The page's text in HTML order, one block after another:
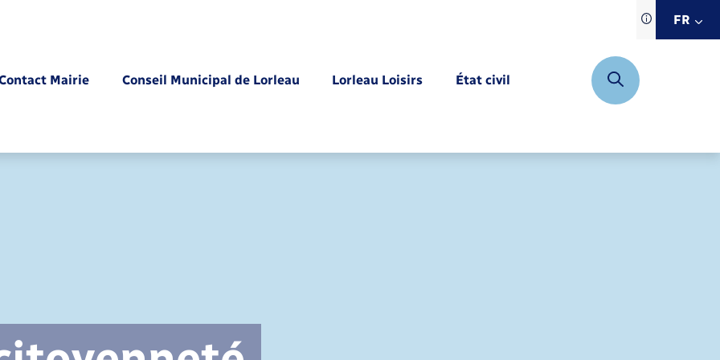
Traduction
siteFR
Mairie Conseil Municipal de Lorleau Lorleau Loisirs État civil